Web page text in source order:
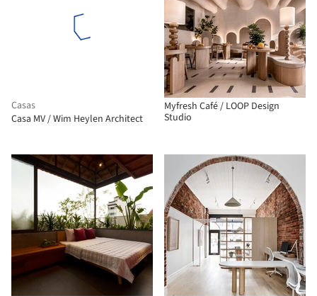
Casas
Casa MV / Wim Heylen Architect
Myfresh Café / LOOP Design
Studio